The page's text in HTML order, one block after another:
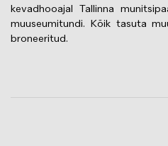
kevadhooajal Tallinna
muuseumitundi. Kõik tasuta
broneeritud.